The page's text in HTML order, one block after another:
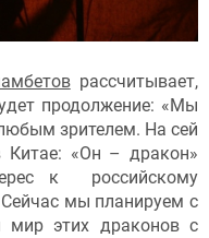
рассчитывает,
продолжение: «Мы
зрителем. На сей
Китае: «Он – дракон»
к российскому
мы планируем с
мир этих драконов с